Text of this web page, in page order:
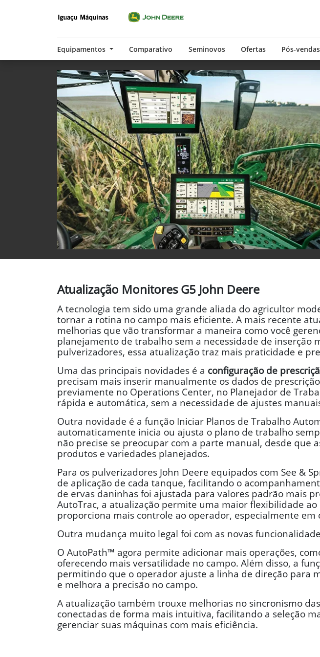
Equipamentos Comparativo Seminovos Ofertas Pós-vendas
Atualização Monitores G5 John Deere
A tecnologia tem sido uma grande aliada do agricultor
tornar a rotina no campo mais eficiente. A mais recente
melhorias que vão transformar a maneira como você
planejamento de trabalho sem a necessidade de inserção
pulverizadores, essa atualização traz mais praticidade e
Uma das principais novidades é a configuração de
precisam mais inserir manualmente os dados de
previamente no Operations Center, no Planejador de
rápida e automática, sem a necessidade de ajustes
Outra novidade é a função Iniciar Planos de Trabalho
automaticamente inicia ou ajusta o plano de trabalho
não precise se preocupar com a parte manual, desde que
produtos e variedades planejados.
Para os pulverizadores John Deere equipados com See &
de aplicação de cada tanque, facilitando o
de ervas daninhas foi ajustada para valores padrão mais
AutoTrac, a atualização permite uma maior flexibilidade
proporciona mais controle ao operador, especialmente
Outra mudança muito legal foi com as novas
O AutoPath™ agora permite adicionar mais operações,
oferecendo mais versatilidade no campo. Além disso, a
permitindo que o operador ajuste a linha de direção para
e melhora a precisão no campo.
A atualização também trouxe melhorias no sincronismo
conectadas de forma mais intuitiva, facilitando a seleção
gerenciar suas máquinas com mais eficiência.